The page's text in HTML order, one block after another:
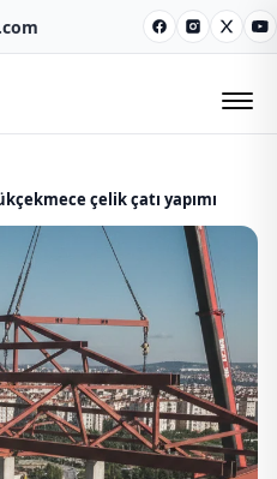
Facebook
Instagram
X
çelik çatı yapımı